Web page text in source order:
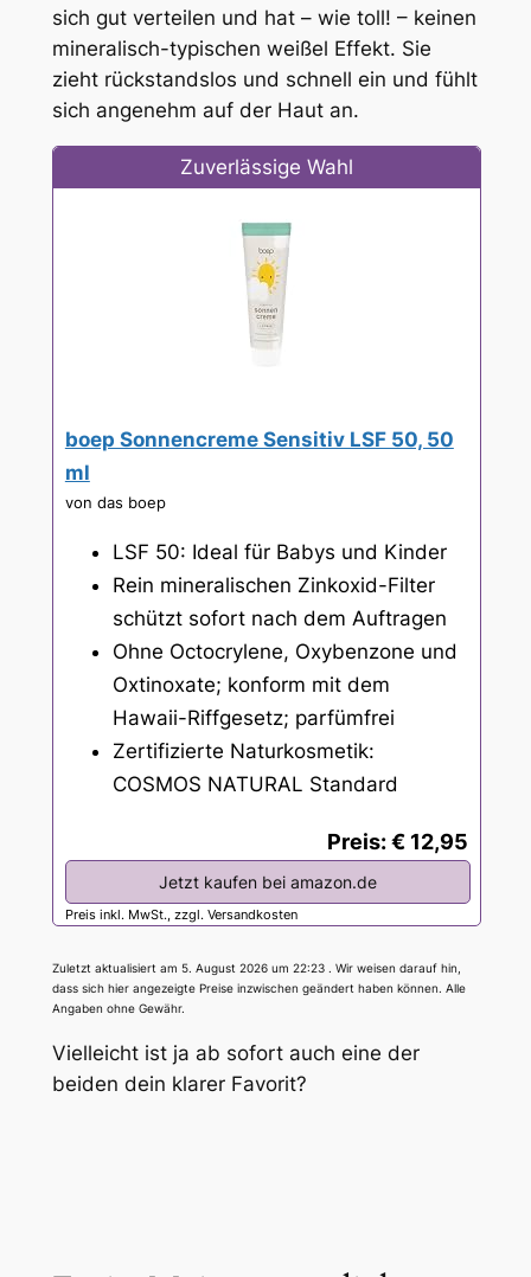
sich gut verteilen und hat – wie toll! – keinen
mineralisch-typischen weißel Effekt. Sie
zieht rückstandslos und schnell ein und fühlt
sich angenehm auf der Haut an.
Zuverlässige Wahl
boep Sonnencreme Sensitiv LSF 50, 50
ml
von das boep
LSF 50: Ideal für Babys und Kinder
Rein mineralischen Zinkoxid-Filter
schützt sofort nach dem Auftragen
Ohne Octocrylene, Oxybenzone und
Oxtinoxate; konform mit dem
Hawaii-Riffgesetz; parfümfrei
Zertifizierte Naturkosmetik:
COSMOS NATURAL Standard
Preis: € 12,95
Jetzt kaufen bei amazon.de
Preis inkl. MwSt., zzgl. Versandkosten
Zuletzt aktualisiert am 5. August 2026 um 22:23 . Wir weisen darauf hin,
dass sich hier angezeigte Preise inzwischen geändert haben können. Alle
Angaben ohne Gewähr.
Vielleicht ist ja ab sofort auch eine der
beiden dein klarer Favorit?